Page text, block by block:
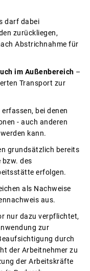
darf dabei
zurückliegen,
Abstrichnahme für
im Außenbereich –
Transport zur
bei denen
- auch anderen
kann.
grundsätzlich bereits
des
erfolgen.
als Nachweise
aus.
nur dazu verpflichtet,
zur
durch
der Arbeitnehmer zu
der Arbeitskräfte